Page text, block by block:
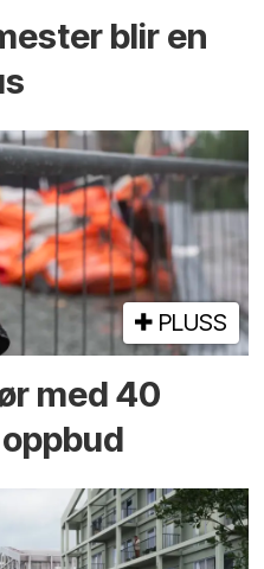
blir en
PLUSS
med 40